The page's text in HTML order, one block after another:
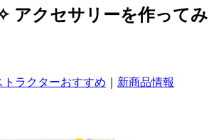
アクセサリーを作ってみ
トラクターおすすめ 新商品情報